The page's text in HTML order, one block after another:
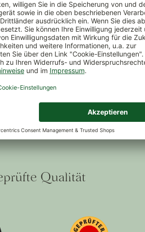
Kauf auf Rechnung
Sichere
Ihre
Qualität